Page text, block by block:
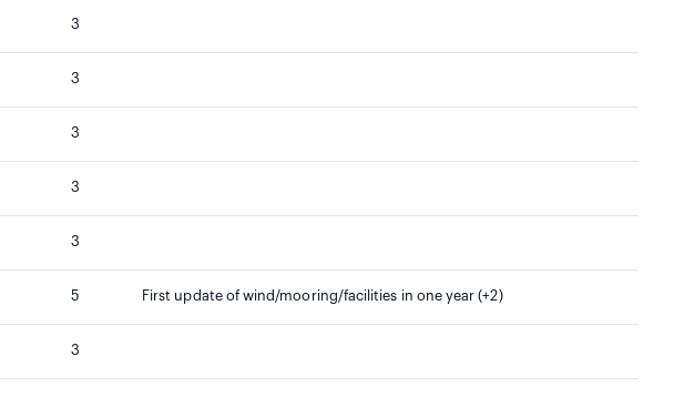
3
3
3
3
3
5 First update of wind/mooring/facilities in one year (+2)
3